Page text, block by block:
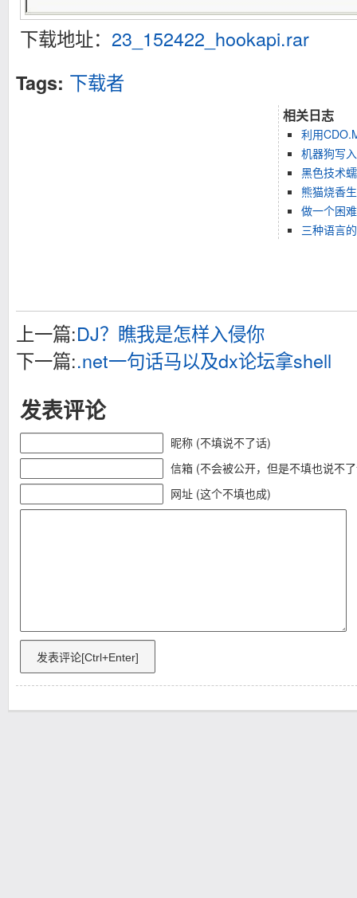
下载地址： 23_152422_hookapi.rar
Tags: 下载者
相关日志
利用
机器狗写
黑色技术
熊猫烧香
做一个困
三种语言
上一篇:DJ？瞧我是怎样入侵你
下一篇:.net一句话马以及dx论坛拿shell
发表评论
昵称 (不填说不了话)
信箱 (不会被公开，但是不填也说不
网址 (这个不填也成)